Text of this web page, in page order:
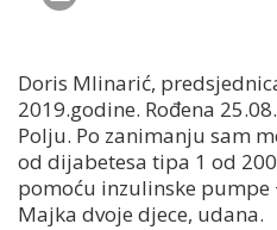
Doris Mlinarić,
2019.godine. Rođena
Polju. Po zanimanju sam
od dijabetesa tipa 1 od
pomoću inzulinske pumpe
Majka dvoje djece, udana.